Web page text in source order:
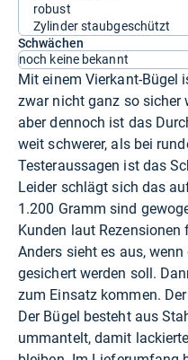
robust
Zylinder staubgeschützt
Schwächen
noch keine bekannt
Mit einem Vierkant-Bügel
zwar nicht ganz so sicher
aber dennoch ist das
weit schwerer, als bei
Testeraussagen ist das
Leider schlägt sich das
1.200 Gramm sind
Kunden laut
Anders sieht es aus,
gesichert werden soll.
zum Einsatz kommen.
Der Bügel besteht aus
ummantelt, damit